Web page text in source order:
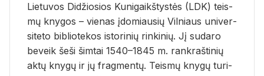
Lie­tu­vos Di­džio­sios Ku­ni­gaikš­tys­tės (LDK) teis­
mų kny­gos – vie­nas įdo­miau­sių Vil­niaus uni­ver­
si­te­to bi­b­lio­te­kos is­to­ri­nių rin­ki­nių. Jį su­da­ro
be­veik šeši šim­tai 1540–1845 m. rank­raš­ti­nių
aktų kny­gų ir jų frag­men­tų. Teis­mų kny­gų tu­ri­